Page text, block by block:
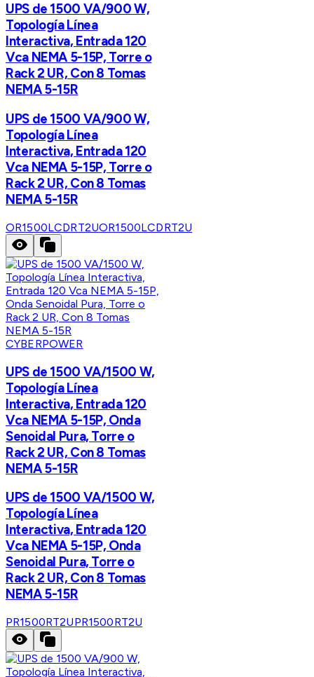
UPS de 1500 VA/900 W,
Topología Línea
Interactiva, Entrada 120
Vca NEMA 5-15P, Torre o
Rack 2 UR, Con 8 Tomas
NEMA 5-15R
UPS de 1500 VA/900 W,
Topología Línea
Interactiva, Entrada 120
Vca NEMA 5-15P, Torre o
Rack 2 UR, Con 8 Tomas
NEMA 5-15R
OR1500LCDRT2UOR1500LCDRT2U
CYBERPOWER
UPS de 1500 VA/1500 W,
Topología Línea
Interactiva, Entrada 120
Vca NEMA 5-15P, Onda
Senoidal Pura, Torre o
Rack 2 UR, Con 8 Tomas
NEMA 5-15R
UPS de 1500 VA/1500 W,
Topología Línea
Interactiva, Entrada 120
Vca NEMA 5-15P, Onda
Senoidal Pura, Torre o
Rack 2 UR, Con 8 Tomas
NEMA 5-15R
PR1500RT2UPR1500RT2U